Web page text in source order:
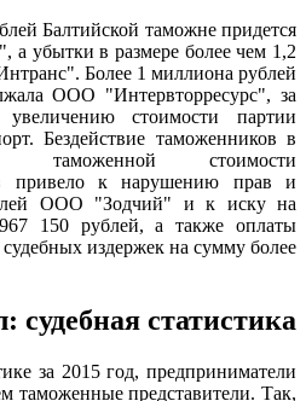
Балтийской таможне придется
убытки в размере более чем 1,2
Более 1 миллиона рублей
ООО "Интервторресурс", за
стоимости партии
Бездействие таможенников в
таможенной стоимости
привело к нарушению прав и
ООО "Зодчий" и к иску на
150 рублей, а также оплаты
издержек на сумму более
судебная статистика
за 2015 год, предприниматели
таможенные представители. Так,